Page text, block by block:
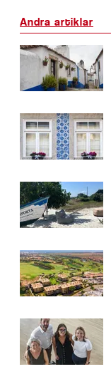
Andra artiklar